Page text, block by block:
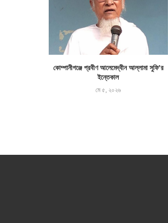
কোম্পানীগঞ্জে প্রবীণ আলেমেদ্বীন আল্লামা সুফি’র
ইন্তেকাল
মে ৫, ২০২৬